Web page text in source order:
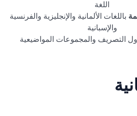
اللغة
باللغات الألمانية والإنجليزية والفرنسية
والإسبانية
التصريف والمجموعات المواضيعية